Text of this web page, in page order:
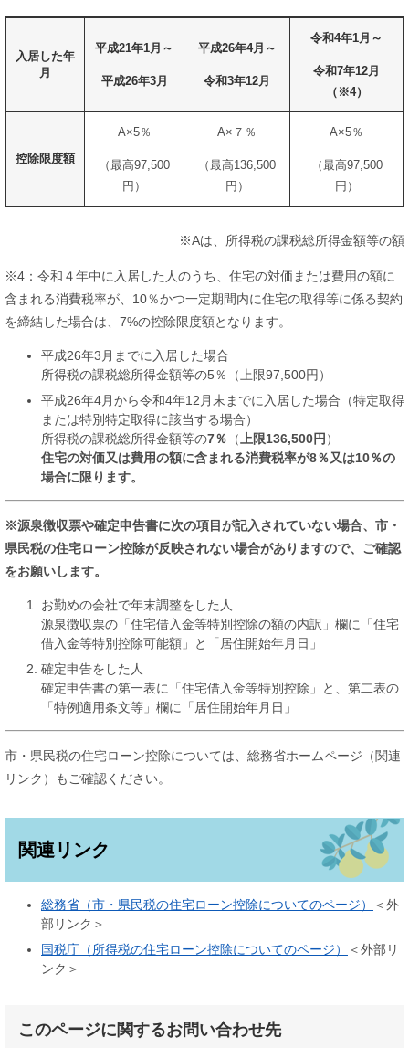
入居した年
月
平成21年1月～
平成26年3月
平成26年4月～
令和3年12月
令和4年1月～
令和7年12月
（※4）
控除限度額
A×5％
（最高97,500
円）
A×７％
（最高136,500
円）
A×5％
（最高97,500
円）
※Aは、所得税の課税総所得金額等の額
※4：令和４年中に入居した人のうち、住宅の対価または費用の額に
含まれる消費税率が、10％かつ一定期間内に住宅の取得等に係る契約
を締結した場合は、7%の控除限度額となります。
平成26年3月までに入居した場合
所得税の課税総所得金額等の5％（上限97,500円）
平成26年4月から令和4年12月末までに入居した場合（特定取得
または特別特定取得に該当する場合）
所得税の課税総所得金額等の7％ （ 上限136,500円 ）
住宅の対価又は費用の額に含まれる消費税率が8％又は10％の
場合に限ります。
※源泉徴収票や確定申告書に次の項目が記入されていない場合、市・
県民税の住宅ローン控除が反映されない場合がありますので、ご確認
をお願いします。
お勤めの会社で年末調整をした人
源泉徴収票の「住宅借入金等特別控除の額の内訳」欄に「住宅
借入金等特別控除可能額」と「居住開始年月日」
確定申告をした人
確定申告書の第一表に「住宅借入金等特別控除」と、第二表の
「特例適用条文等」欄に「居住開始年月日」
市・県民税の住宅ローン控除については、総務省ホームページ（関連
リンク）もご確認ください。
関連リンク
総務省（市・県民税の住宅ローン控除についてのページ）
＜外
部リンク＞
国税庁（所得税の住宅ローン控除についてのページ）
＜外部リ
ンク＞
このページに関するお問い合わせ先